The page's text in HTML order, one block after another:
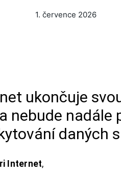
1. července 2026
ukončuje
nebude nadále
daných
Internet,